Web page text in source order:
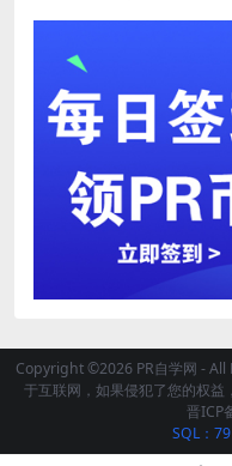
Copyright ©2026 PR自学网 - All
于互联网，如果侵犯了您的权益
晋ICP
SQL：79